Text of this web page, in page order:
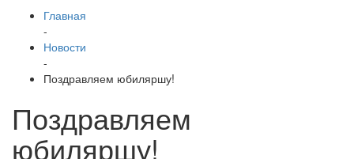
Главная
-
Новости
-
Поздравляем юбиляршу!
Поздравляем
юбиляршу!